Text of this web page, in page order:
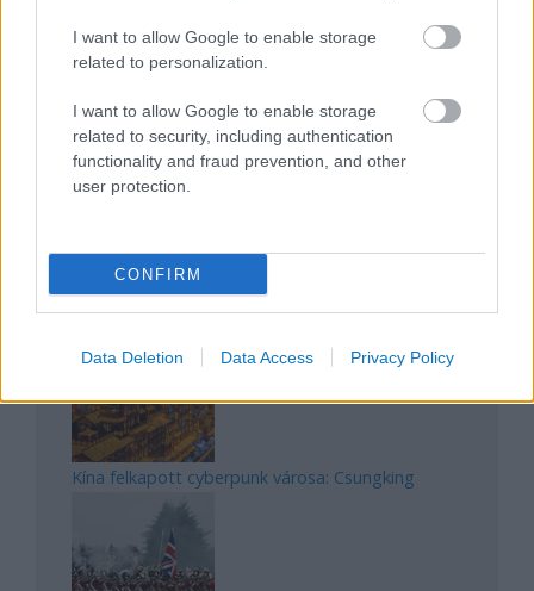
I want to allow Google to enable storage
related to personalization.
I want to allow Google to enable storage
related to security, including authentication
functionality and fraud prevention, and other
user protection.
CONFIRM
Data Deletion Data Access Privacy Policy
Az egygyermekes politika és Kína gazdasági
kihívásai
Japán sebességre kapcsol – A gyorsvasút
Kína felkapott cyberpunk városa: Csungking